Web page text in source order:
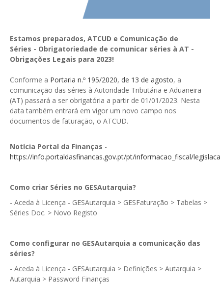
GESContPública
GESDocumental
GESEscola
GESEstatística
GESFaturação
GESFeira
GESLicenciamento
GESMarcação
GESSNC-AP
GESPopulação
Submeter SAFT
Estamos preparados, ATCUD e Comunicação de
Séries - Obrigatoriedade de comunicar séries à AT -
Obrigações Legais para 2023!
Conforme a Portaria n.º 195/2020, de 13 de agosto, a
comunicação das séries à Autoridade Tributária e Aduaneira
(AT) passará a ser obrigatória a partir de 01/01/2023. Nesta
data também entrará em vigor um novo campo nos
documentos de faturação, o ATCUD.
Notícia Portal da Finanças -
https://info.portaldasfinancas.gov.pt/pt/informacao_fiscal/
Como criar Séries no GESAutarquia?
- Aceda à Licença - GESAutarquia > GESFaturação > Tabelas >
Séries Doc. > Novo Registo
Como configurar no GESAutarquia a comunicação das
séries?
- Aceda à Licença - GESAutarquia > Definições > Autarquia >
Autarquia > Password Finanças